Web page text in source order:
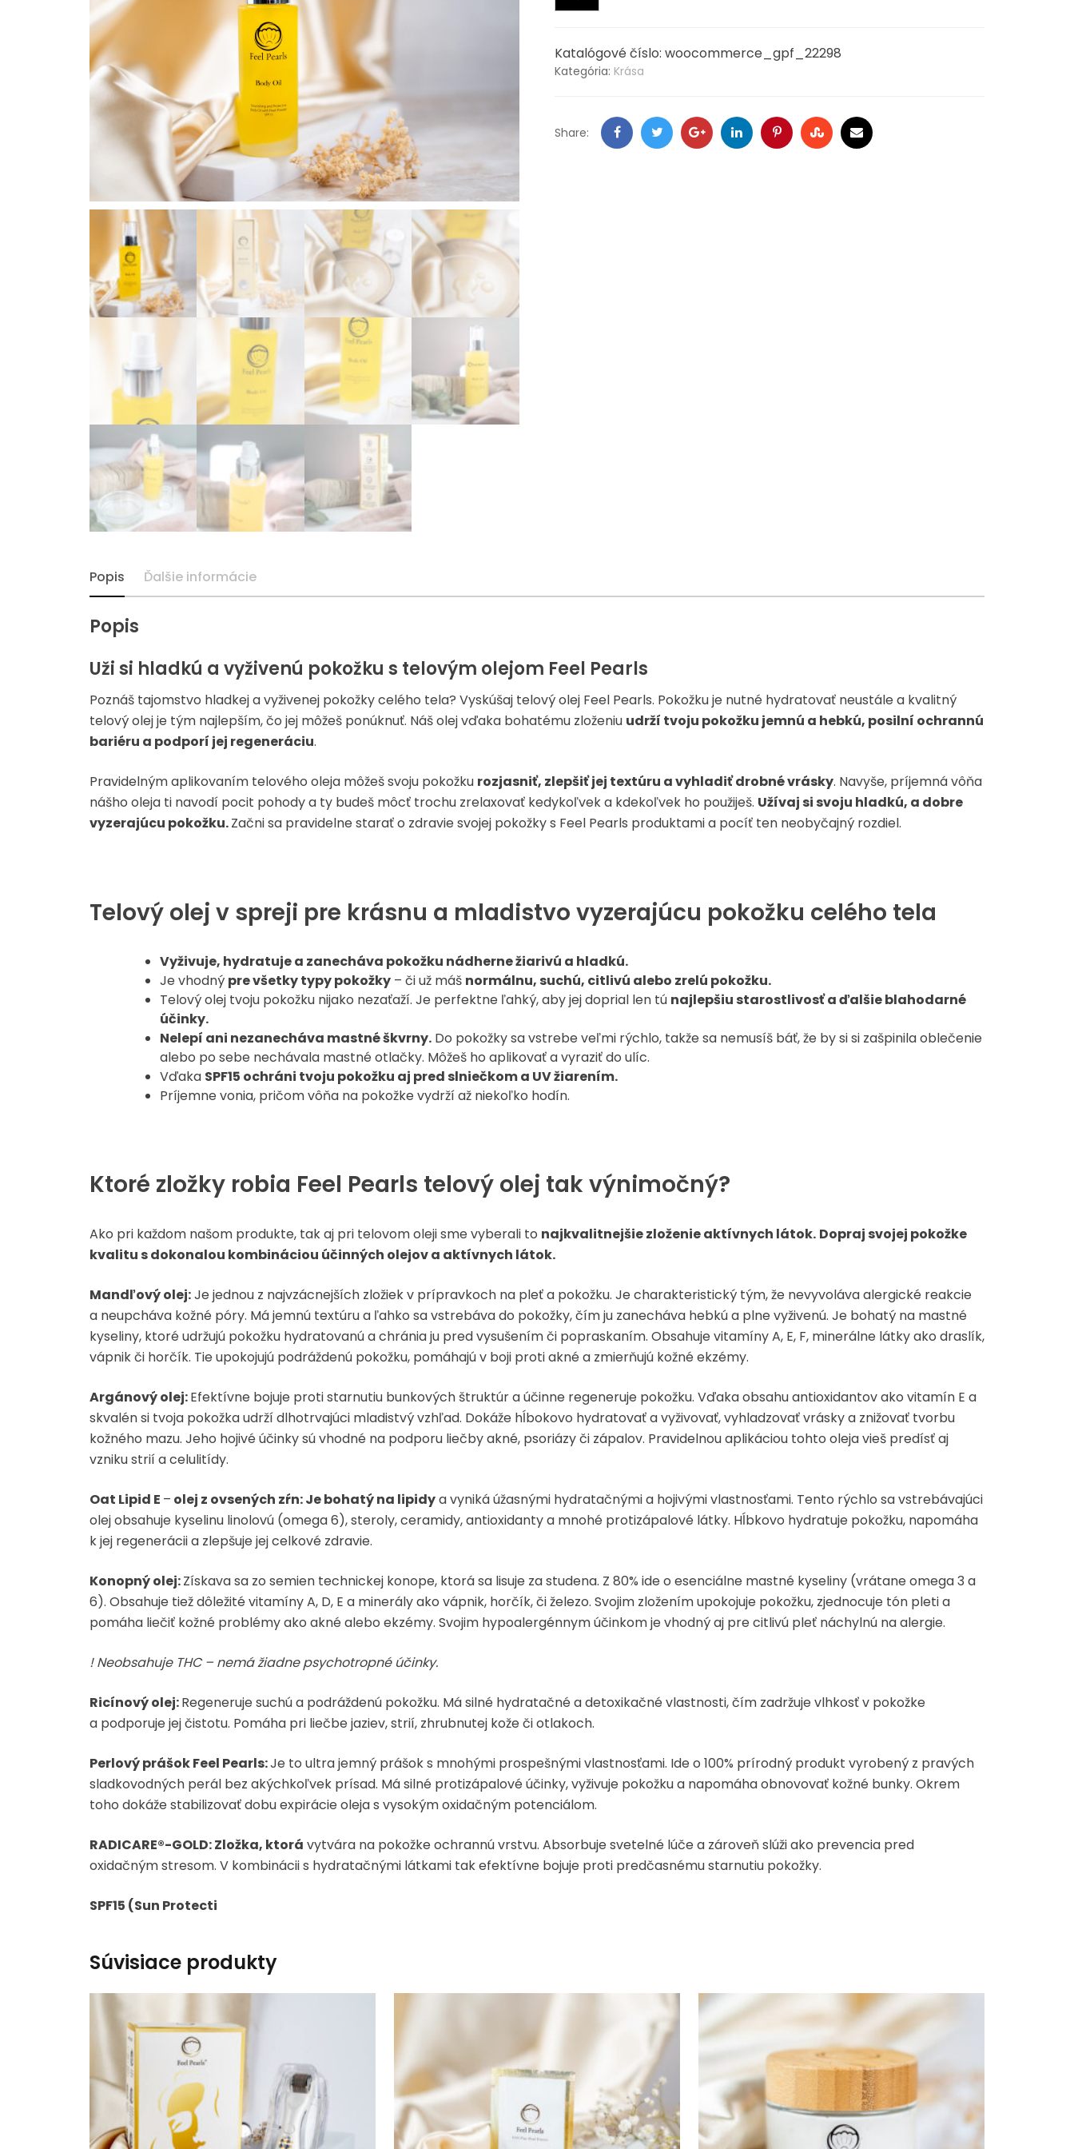
Katalógové číslo:woocommerce_gpf_22298
Kategória: Krása
Share: FacebookTwitter GoogleLinkedInPinterestStumbleupon
Email
Popis Ďalšie informácie
Popis
Uži si hladkú a vyživenú pokožku s telovým olejom Feel Pearls
Poznáš tajomstvo hladkej a vyživenej pokožky celého tela? Vyskúšaj telový olej Feel Pearls. Pokožku je nutné hydratovať neustále a kvalitný
telový olej je tým najlepším, čo jej môžeš ponúknuť. Náš olej vďaka bohatému zloženiu udrží tvoju pokožku jemnú a hebkú, posilní ochrannú
bariéru a podporí jej regeneráciu.
Pravidelným aplikovaním telového oleja môžeš svoju pokožku rozjasniť, zlepšiť jej textúru a vyhladiť drobné vrásky. Navyše, príjemná vôňa
nášho oleja ti navodí pocit pohody a ty budeš môcť trochu zrelaxovať kedykoľvek a kdekoľvek ho použiješ. Užívaj si svoju hladkú, a dobre
vyzerajúcu pokožku.Začni sa pravidelne starať o zdravie svojej pokožky s Feel Pearls produktami a pocíť ten neobyčajný rozdiel.
Telový olej v spreji pre krásnu a mladistvo vyzerajúcu pokožku celého tela
Vyživuje, hydratuje a zanecháva pokožku nádherne žiarivú a hladkú.
Je vhodný pre všetky typy pokožky – či už máš normálnu, suchú, citlivú alebo zrelú pokožku.
Telový olej tvoju pokožku nijako nezaťaží. Je perfektne ľahký, aby jej doprial len tú najlepšiu starostlivosť a ďalšie blahodarné
účinky.
Nelepí ani nezanecháva mastné škvrny. Do pokožky sa vstrebe veľmi rýchlo, takže sa nemusíš báť, že by si si zašpinila oblečenie
alebo po sebe nechávala mastné otlačky. Môžeš ho aplikovať a vyraziť do ulíc.
Vďaka SPF15 ochráni tvoju pokožku aj pred slniečkom a UV žiarením.
Príjemne vonia, pričom vôňa na pokožke vydrží až niekoľko hodín.
Ktoré zložky robia Feel Pearls telový olej tak výnimočný?
Ako pri každom našom produkte, tak aj pri telovom oleji sme vyberali to najkvalitnejšie zloženie aktívnych látok. Dopraj svojej pokožke
kvalitu s dokonalou kombináciou účinných olejov a aktívnych látok.
Mandľový olej:Je jednou z najvzácnejších zložiek v prípravkoch na pleť a pokožku. Je charakteristický tým, že nevyvoláva alergické reakcie
a neupcháva kožné póry. Má jemnú textúru a ľahko sa vstrebáva do pokožky, čím ju zanecháva hebkú a plne vyživenú. Je bohatý na mastné
kyseliny, ktoré udržujú pokožku hydratovanú a chránia ju pred vysušením či popraskaním. Obsahuje vitamíny A, E, F, minerálne látky ako draslík,
vápnik či horčík. Tie upokojujú podráždenú pokožku, pomáhajú v boji proti akné a zmierňujú kožné ekzémy.
Argánový olej:Efektívne bojuje proti starnutiu bunkových štruktúr a účinne regeneruje pokožku. Vďaka obsahu antioxidantov ako vitamín E a
skvalén si tvoja pokožka udrží dlhotrvajúci mladistvý vzhľad. Dokáže hĺbokovo hydratovať a vyživovať, vyhladzovať vrásky a znižovať tvorbu
kožného mazu. Jeho hojivé účinky sú vhodné na podporu liečby akné, psoriázy či zápalov. Pravidelnou aplikáciou tohto oleja vieš predísť aj
vzniku strií a celulitídy.
Oat Lipid E – olej z ovsených zŕn:Je bohatý na lipidya vyniká úžasnými hydratačnými a hojivými vlastnosťami. Tento rýchlo sa vstrebávajúci
olej obsahuje kyselinu linolovú (omega 6), steroly, ceramidy, antioxidanty a mnohé protizápalové látky. Hĺbkovo hydratuje pokožku, napomáha
k jej regenerácii a zlepšuje jej celkové zdravie.
Konopný olej:Získava sa zo semien technickej konope, ktorá sa lisuje za studena. Z 80% ide o esenciálne mastné kyseliny (vrátane omega 3 a
6). Obsahuje tiež dôležité vitamíny A, D, E a minerály ako vápnik, horčík, či železo. Svojim zložením upokojuje pokožku, zjednocuje tón pleti a
pomáha liečiť kožné problémy ako akné alebo ekzémy. Svojim hypoalergénnym účinkom je vhodný aj pre citlivú pleť náchylnú na alergie.
! Neobsahuje THC – nemá žiadne psychotropné účinky.
Ricínový olej:Regeneruje suchú a podráždenú pokožku. Má silné hydratačné a detoxikačné vlastnosti, čím zadržuje vlhkosť v pokožke
a podporuje jej čistotu. Pomáha pri liečbe jaziev, strií, zhrubnutej kože či otlakoch.
Perlový prášok Feel Pearls:Je to ultra jemný prášok s mnohými prospešnými vlastnosťami. Ide o 100% prírodný produkt vyrobený z pravých
sladkovodných perál bez akýchkoľvek prísad. Má silné protizápalové účinky, vyživuje pokožku a napomáha obnovovať kožné bunky. Okrem
toho dokáže stabilizovať dobu expirácie oleja s vysokým oxidačným potenciálom.
RADICARE®-GOLD:Zložka, ktorá vytvára na pokožke ochrannú vrstvu. Absorbuje svetelné lúče a zároveň slúži ako prevencia pred
oxidačným stresom. V kombinácii s hydratačnými látkami tak efektívne bojuje proti predčasnému starnutiu pokožky.
SPF15 (Sun Protecti
Súvisiace produkty